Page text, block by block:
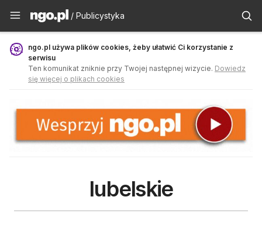
Publicystyka - ngo.pl
/ Publicystyka
ngo.pl używa plików cookies, żeby ułatwić Ci korzystanie z
serwisu
Ten komunikat zniknie przy Twojej następnej wizycie. Dowiedz
się więcej o plikach cookies
lubelskie